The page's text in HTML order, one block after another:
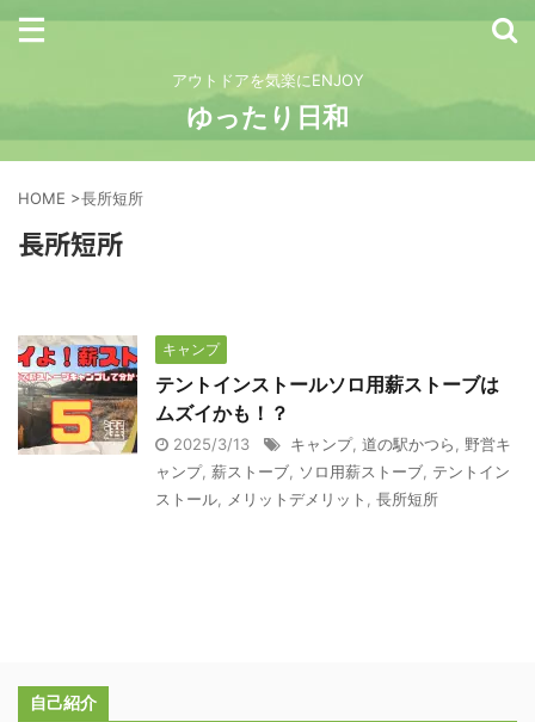
アウトドアを気楽にENJOY
ゆったり日和
HOME >長所短所
長所短所
キャンプ
テントインストールソロ用薪ストーブは
ムズイかも！？
2025/3/13 キャンプ, 道の駅かつら
野営キ
ャンプ, 薪ストーブ ソロ用薪ストーブ テントイン
ストール
メリットデメリット 長所短所
自己紹介